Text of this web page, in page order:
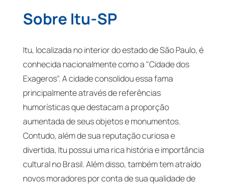
Sobre Itu-SP
Itu, localizada no interior do estado de São Paulo, é
conhecida nacionalmente como a "Cidade dos
Exageros". A cidade consolidou essa fama
principalmente através de referências
humorísticas que destacam a proporção
aumentada de seus objetos e monumentos.
Contudo, além de sua reputação curiosa e
divertida, Itu possui uma rica história e importância
cultural no Brasil. Além disso, também tem atraído
novos moradores por conta de sua qualidade de